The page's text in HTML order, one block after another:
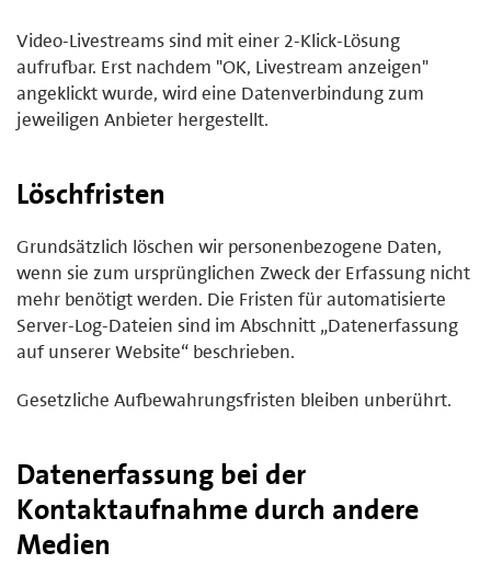
Video-Livestreams sind mit einer 2-Klick-Lösung
aufrufbar. Erst nachdem "OK, Livestream anzeigen"
angeklickt wurde, wird eine Datenverbindung zum
jeweiligen Anbieter hergestellt.
Löschfristen
Grundsätzlich löschen wir personenbezogene Daten,
wenn sie zum ursprünglichen Zweck der Erfassung nicht
mehr benötigt werden. Die Fristen für automatisierte
Server-Log-Dateien sind im Abschnitt „Datenerfassung
auf unserer Website“ beschrieben.
Gesetzliche Aufbewahrungsfristen bleiben unberührt.
Datenerfassung bei der
Kontaktaufnahme durch andere
Medien